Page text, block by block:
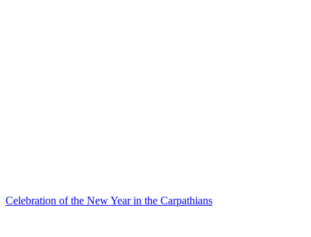
Celebration of the New Year in the Carpathians